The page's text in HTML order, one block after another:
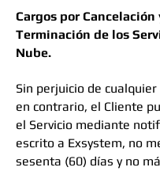
Cargos por Cancelación
Terminación de los
Nube.
Sin perjuicio de
en contrario, el Cliente
el Servicio mediante
escrito a Exsystem, no
sesenta (60) días y no